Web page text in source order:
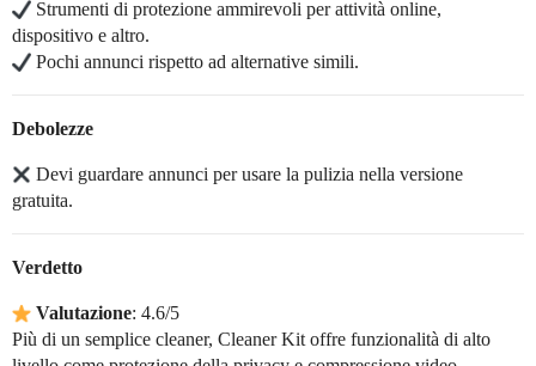
Strumenti di protezione ammirevoli per attività online,
dispositivo e altro.
Pochi annunci rispetto ad alternative simili.
Debolezze
Devi guardare annunci per usare la pulizia nella versione
gratuita.
Verdetto
Valutazione: 4.6/5
Più di un semplice cleaner, Cleaner Kit offre funzionalità di alto